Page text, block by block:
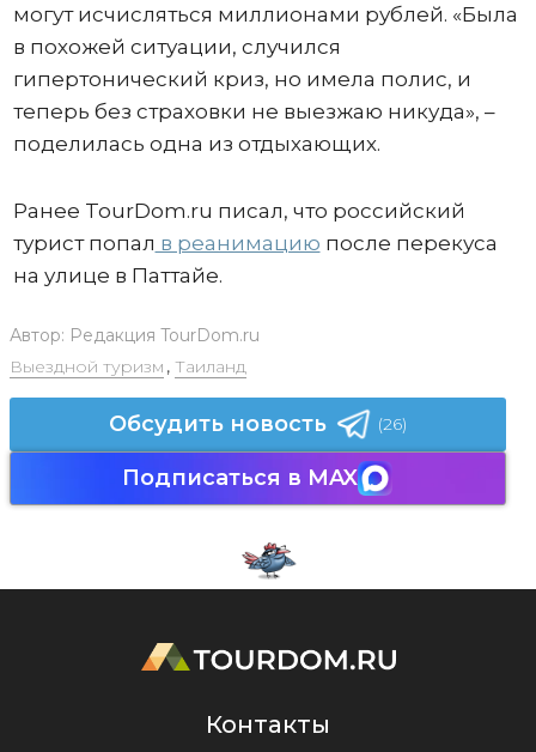
могут исчисляться миллионами рублей. «Была
в похожей ситуации, случился
гипертонический криз, но имела полис, и
теперь без страховки не выезжаю никуда», –
поделилась одна из отдыхающих.
Ранее TourDom.ru писал, что российский
турист попал в реанимацию после перекуса
на улице в Паттайе.
Автор: Редакция TourDom.ru
Выездной туризм , Таиланд
Обсудить новость (26)
Подписаться в MAX
Контакты